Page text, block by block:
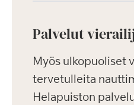
Palvelut
Myös ulkopuoliset
tervetulleita
Helapuiston